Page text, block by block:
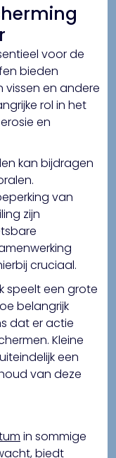
voor de
bieden
en andere
rol in het
en
kan bijdragen
van
zijn
cruciaal.
speelt een grote
belangrijk
dat er actie
Kleine
een
van deze
in sommige
biedt